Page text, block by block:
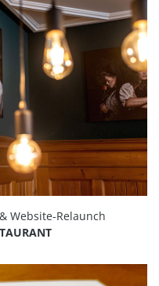
Website-Relaunch